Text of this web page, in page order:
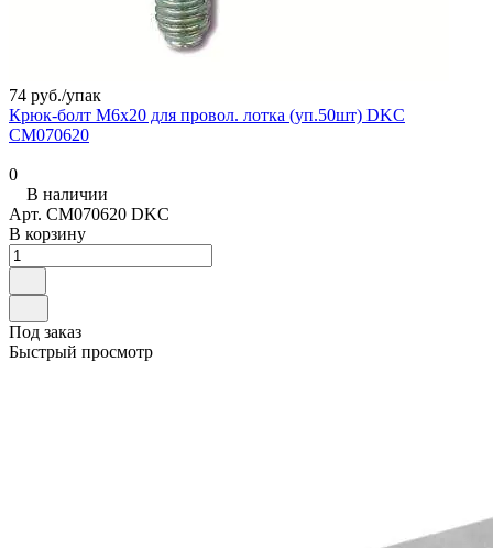
74 руб./упак
Крюк-болт M6х20 для провол. лотка (уп.50шт) DKC
CM070620
0
В наличии
Арт. CM070620 DKC
В корзину
Под заказ
Быстрый просмотр